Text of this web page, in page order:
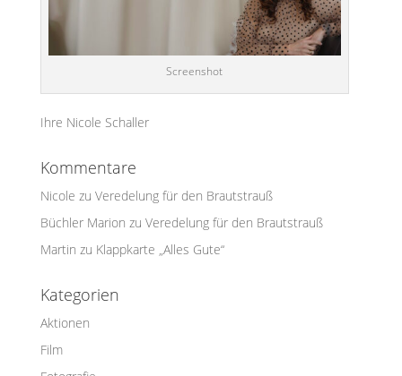
Screenshot
Ihre Nicole Schaller
Kommentare
Nicole zu Veredelung für den Brautstrauß
Büchler Marion zu Veredelung für den Brautstrauß
Martin zu Klappkarte „Alles Gute“
Kategorien
Aktionen
Film